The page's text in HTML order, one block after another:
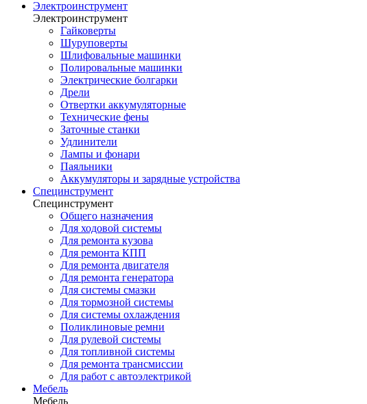
Электроинструмент
Электроинструмент
Гайковерты
Шуруповерты
Шлифовальные машинки
Полировальные машинки
Электрические болгарки
Дрели
Отвертки аккумуляторные
Технические фены
Заточные станки
Удлинители
Лампы и фонари
Паяльники
Аккумуляторы и зарядные устройства
Специнструмент
Специнструмент
Общего назначения
Для ходовой системы
Для ремонта кузова
Для ремонта КПП
Для ремонта двигателя
Для ремонта генератора
Для системы смазки
Для тормозной системы
Для системы охлаждения
Поликлиновые ремни
Для рулевой системы
Для топливной системы
Для ремонта трансмиссии
Для работ с автоэлектрикой
Мебель
Мебель